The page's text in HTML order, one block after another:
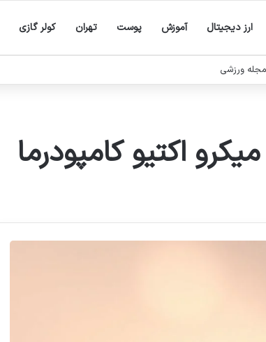
ارز دیجیتال آموزش پوست تهران کولر گازی
مجله ورزشی
اکتیو کامپودرما